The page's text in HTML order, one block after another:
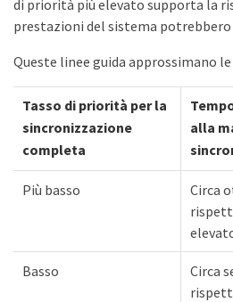
di priorità più elevato supporta la
prestazioni del sistema potrebbero
Queste linee guida approssimano
Tasso di priorità per la
sincronizzazione
completa
alla
Più basso
Circa
Basso
Circa